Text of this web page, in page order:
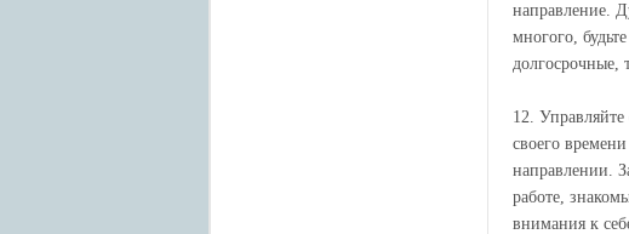
направление.
многого,
долгосрочные,
12.
своего
направлении.
работе,
внимания к